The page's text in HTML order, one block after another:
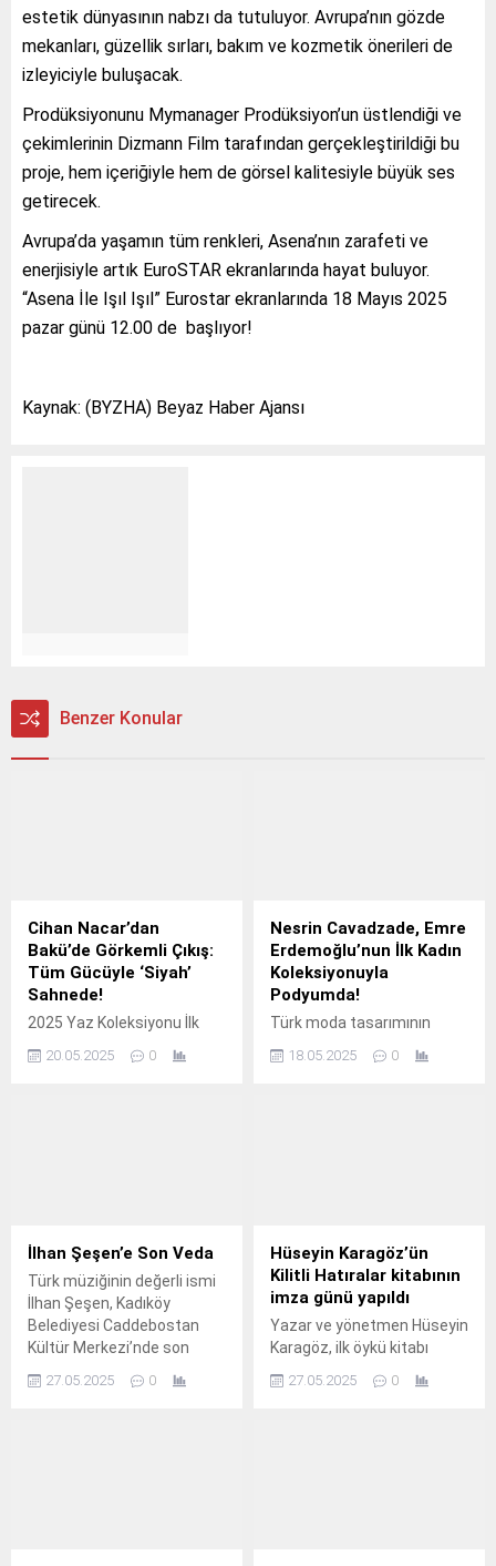
estetik dünyasının nabzı da tutuluyor. Avrupa’nın gözde
mekanları, güzellik sırları, bakım ve kozmetik önerileri de
izleyiciyle buluşacak.
Prodüksiyonunu Mymanager Prodüksiyon’un üstlendiği ve
çekimlerinin Dizmann Film tarafından gerçekleştirildiği bu
proje, hem içeriğiyle hem de görsel kalitesiyle büyük ses
getirecek.
Avrupa’da yaşamın tüm renkleri, Asena’nın zarafeti ve
enerjisiyle artık EuroSTAR ekranlarında hayat buluyor.
“Asena İle Işıl Işıl” Eurostar ekranlarında 18 Mayıs 2025
pazar günü 12.00 de başlıyor!
Kaynak: (BYZHA) Beyaz Haber Ajansı
Benzer Konular
Cihan Nacar’dan
Bakü’de Görkemli Çıkış:
Tüm Gücüyle ‘Siyah’
Sahnede!
2025 Yaz Koleksiyonu İlk
Tanıtıldı Bakü Fashion
20.05.2025 0
Nesrin Cavadzade, Emre
Erdemoğlu’nun İlk Kadın
Koleksiyonuyla
Podyumda!
Türk moda tasarımının
Erdemoğlu, yıllardır erkek
18.05.2025 0
İlhan Şeşen’e Son Veda
Türk müziğinin değerli ismi
İlhan Şeşen, Kadıköy
Belediyesi Caddebostan
Kültür Merkezi’nde son
27.05.2025 0
Hüseyin Karagöz’ün
Kilitli Hatıralar kitabının
imza günü yapıldı
Yazar ve yönetmen Hüseyin
Karagöz, ilk öykü kitabı
dünyasına giriş yaptı.
27.05.2025 0